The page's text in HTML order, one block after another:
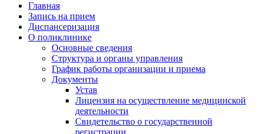
Главная
Запись на прием
Диспансеризация
О поликлинике
Основные сведения
Структура и органы управления
График работы организации и приема
Документы
Устав
Лицензия на осуществление медицинской
деятельности
Свидетельство о государственной
регистрации